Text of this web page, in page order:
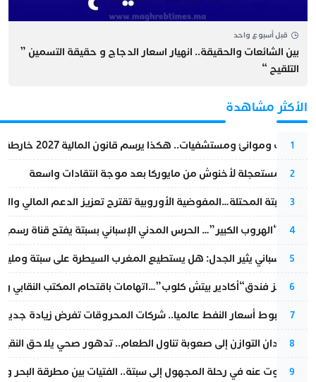
قبل أسبوع واحد
بين الشائعات والحقيقة.. انهيار اسعار الدجاج و حقيقة التسمين ”
التلقيح “
الأكثر مشاهدة
1
قطارات وموانئ ومستشفيات.. هكذا يرسم قانون المالية 2027 خارطة المغرب المقبل
2
عودة مستعجلة لأخنوش من مايوركا بعد موجة انتقادات واسعة
3
أزمة سبتة المحتلة…المفوضية الأوروبية تقترح تعزيز الدعم المالي
4
عملية “الهروب الكبير”… الحرس المدني الإسباني بسبتة يفتح قناة
5
تقرير إسباني يثير الجدل: هل يستطيع المغرب السيطرة على سبتة
6
أزمة تهز فندق“أكادير بيتش كلوب”…اتهامات باقتحام المكتب النقابي
7
رغم هبوط أسعار النفط عالميا.. شركات المحروقات تفرض زيادة
8
من فقدان التوازن إلى صعوبة تناول الطعام.. تدهور صحي يلاحق النقيب
9
المسكوت عنه في رحلة المجهول إلى سبتة.. الفتيات بين مطرقة البحر